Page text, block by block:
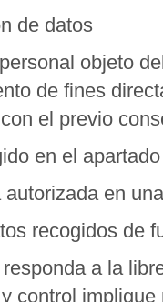
de datos
objeto
de fines
el previo
en el
en
recogidos de
a la
control